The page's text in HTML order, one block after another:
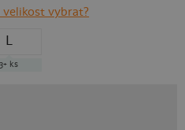
velikost vybrat?
L
3+ ks